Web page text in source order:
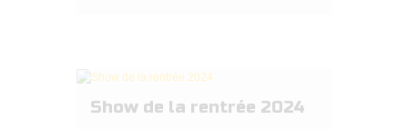
Show de la rentrée 2024